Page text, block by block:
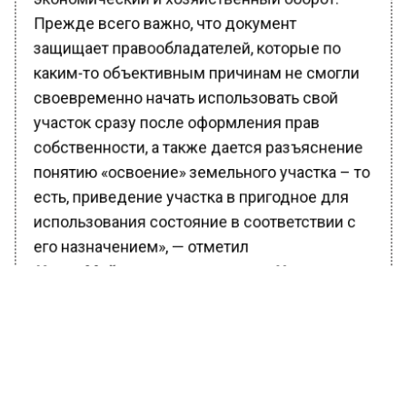
Прежде всего важно, что документ
защищает правообладателей, которые по
каким-то объективным причинам не смогли
своевременно начать использовать свой
участок сразу после оформления прав
собственности, а также дается разъяснение
понятию «освоение» земельного участка – то
использования состояние в соответствии с
его назначением», — отметил
Игорь Майданов, руководитель Управления